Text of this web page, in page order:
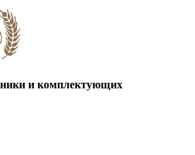
и комплектующих